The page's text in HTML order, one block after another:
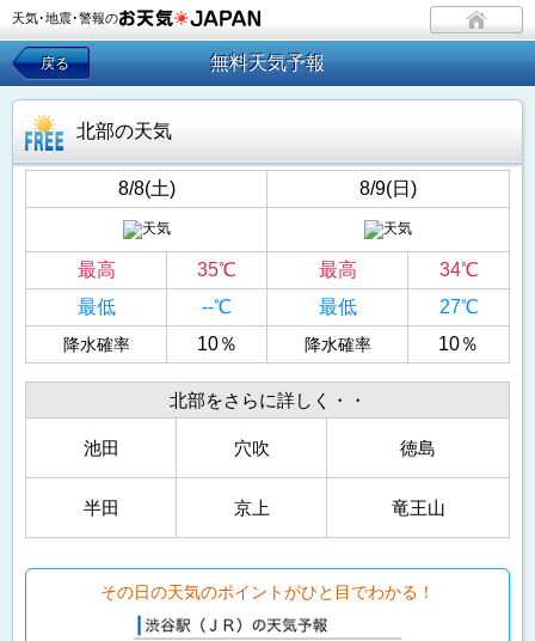
天気･地震･警報の
戻る 無料天気予報
北部の天気
8/8(土) 8/9(日)
最高 35℃ 最高
34℃
最低
--℃ 最低 27℃
降水確率 10％ 降水確率 10％
北部をさらに詳しく・・
池田 穴吹 徳島
半田 京上 竜王山
その日の天気のポイントがひと目でわかる！